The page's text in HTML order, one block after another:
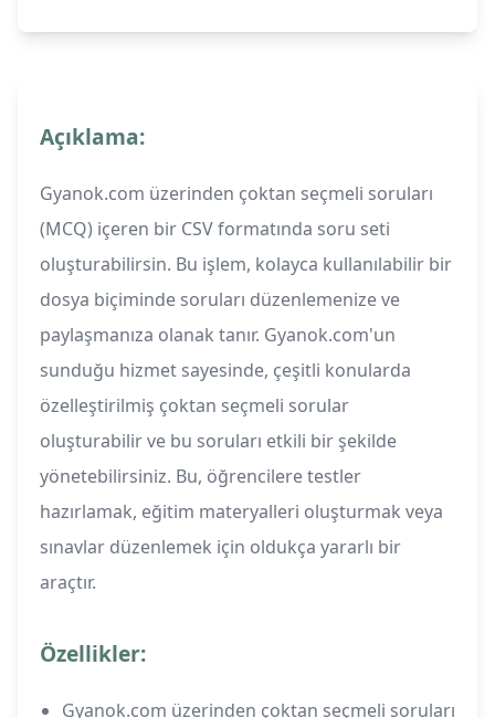
Açıklama:
Gyanok.com üzerinden çoktan seçmeli soruları
(MCQ) içeren bir CSV formatında soru seti
oluşturabilirsin. Bu işlem, kolayca kullanılabilir bir
dosya biçiminde soruları düzenlemenize ve
paylaşmanıza olanak tanır. Gyanok.com'un
sunduğu hizmet sayesinde, çeşitli konularda
özelleştirilmiş çoktan seçmeli sorular
oluşturabilir ve bu soruları etkili bir şekilde
yönetebilirsiniz. Bu, öğrencilere testler
hazırlamak, eğitim materyalleri oluşturmak veya
sınavlar düzenlemek için oldukça yararlı bir
araçtır.
Özellikler:
Gyanok.com üzerinden çoktan seçmeli soruları